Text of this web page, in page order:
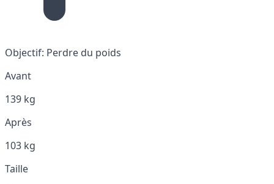
Objectif: Perdre du poids
Avant
139 kg
Après
103 kg
Taille